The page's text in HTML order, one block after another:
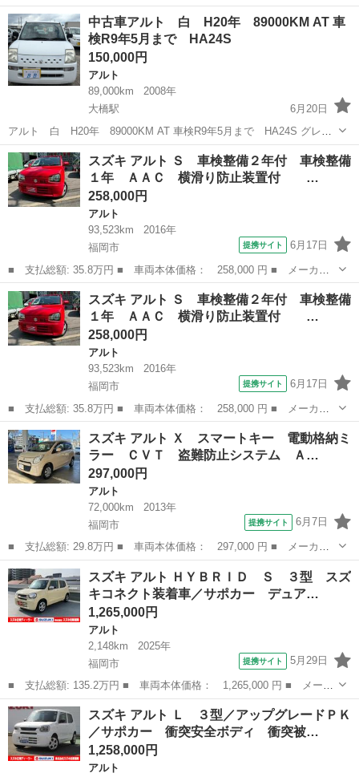
名： スズキ ■ 車種名： アルト ■ グレード名： Ｌ ２型 デ
ュアルセンサーブレーキサポートＩＩ／サポカー １４インチホイー
ルキャップ...
福岡 福岡市 アルト
中古車アルト 白 H20年 89000KM AT 車
検R9年5月まで HA24S
150,000円
アルト
89,000km
2008年
大橋駅
6月20日
アルト 白 H20年 89000KM AT 車検R9年5月まで HA24S グレー
ド特別仕様EⅡ車らしいです 乗る止まるは問題ないです ＊CDラジオ不
良、、大きなヘコミなし、さび、小さな傷はあります ...
福岡 福岡市 大橋駅 アルト
スズキ アルト Ｓ 車検整備２年付 車検整備
１年 ＡＡＣ 横滑り防止装置付 …
258,000円
アルト
93,523km
2016年
福岡市
提携サイト 6月17日
■ 支払総額: 35.8万円 ■ 車両本体価格： 258,000 円 ■ メーカー
名： スズキ ■ 車種名： アルト ■ グレード名： Ｓ 車検整備
２年付 車検整備１年 ＡＡＣ 横滑り防止装置付 全席ＰＷ エ
ネチャージ ...
福岡 福岡市 アルト
スズキ アルト Ｓ 車検整備２年付 車検整備
１年 ＡＡＣ 横滑り防止装置付 …
258,000円
アルト
93,523km
2016年
福岡市
提携サイト 6月17日
■ 支払総額: 35.8万円 ■ 車両本体価格： 258,000 円 ■ メーカー
名： スズキ ■ 車種名： アルト ■ グレード名： Ｓ 車検整備
２年付 車検整備１年 ＡＡＣ 横滑り防止装置付 全席ＰＷ エ
ネチャージ ...
福岡 福岡市 アルト
スズキ アルト Ｘ スマートキー 電動格納ミ
ラー ＣＶＴ 盗難防止システム Ａ…
297,000円
アルト
72,000km
2013年
福岡市
提携サイト 6月7日
■ 支払総額: 29.8万円 ■ 車両本体価格： 297,000 円 ■ メーカー
名： スズキ ■ 車種名： アルト ■ グレード名： Ｘ スマート
キー 電動格納ミラー ＣＶＴ 盗難防止システム ＡＢＳ ＣＤ
衝突安全ボデ...
福岡 福岡市 アルト
スズキ アルト ＨＹＢＲＩＤ Ｓ ３型 スズ
キコネクト装着車／サポカー デュア…
1,265,000円
アルト
2,148km
2025年
福岡市
提携サイト 5月29日
■ 支払総額: 135.2万円 ■ 車両本体価格： 1,265,000 円 ■ メーカ
ー名： スズキ ■ 車種名： アルト ■ グレード名： ＨＹＢＲＩ
Ｄ Ｓ ３型 スズキコネクト装着車／サポカー デュアルセンサー
ブレーキ...
福岡 福岡市 アルト
スズキ アルト Ｌ ３型／アップグレードＰＫ
／サポカー 衝突安全ボディ 衝突被…
1,258,000円
アルト